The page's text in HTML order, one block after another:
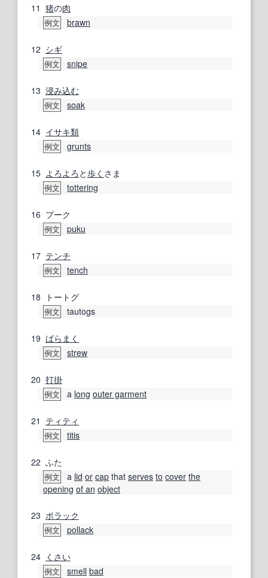
11 猪の肉
例文 brawn
12 シギ
例文 snipe
13 浸み込む
例文 soak
14 イサキ類
例文 grunts
15 よろよろ と歩く さま
例文 tottering
16 プーク
例文 puku
17 テンチ
例文 tench
18 トートグ
例文 tautogs
19 ばらまく
例文 strew
20 打掛
例文 a long outer garment
21 ティティ
例文 titis
22 ふた
例文 a lid or cap that serves to cover the
opening of an object
23 ポラック
例文 pollack
24 くさい
例文 smell bad